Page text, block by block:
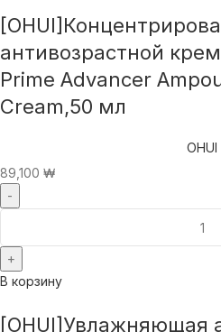
антивозрастной
Prime Advancer
Cream,50 мл
OHUI
89,100 ₩
В корзину
[OHUI]Увлажняющая